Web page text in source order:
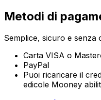
Metodi di
Semplice, sicuro e senza
Carta VISA o
PayPal
Puoi ricaricare il
edicole Mooney